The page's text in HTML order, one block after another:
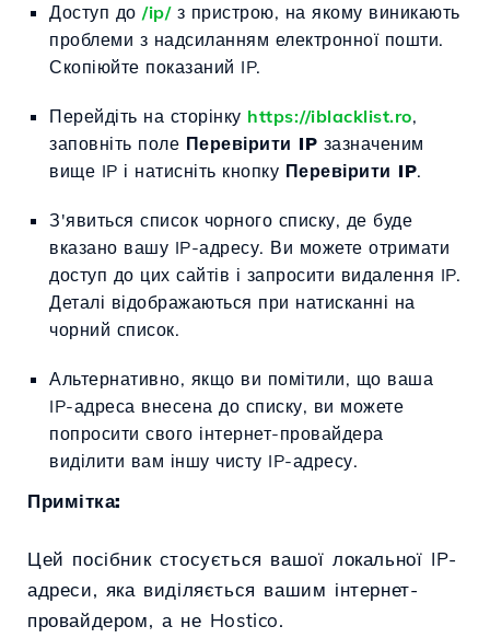
Доступ до /ip/з пристрою, на якому виникають
проблеми з надсиланням електронної пошти.
Скопіюйте показаний IP.
Перейдіть на сторінку https://iblacklist.ro,
заповніть поле Перевірити IP зазначеним
вище IP і натисніть кнопку Перевірити IP.
З'явиться список чорного списку, де буде
вказано вашу IP-адресу. Ви можете отримати
доступ до цих сайтів і запросити видалення IP.
Деталі відображаються при натисканні на
чорний список.
Альтернативно, якщо ви помітили, що ваша
IP-адреса внесена до списку, ви можете
попросити свого інтернет-провайдера
виділити вам іншу чисту IP-адресу.
Примітка:
Цей посібник стосується вашої локальної IP-
адреси, яка виділяється вашим інтернет-
провайдером, а не Hostico.